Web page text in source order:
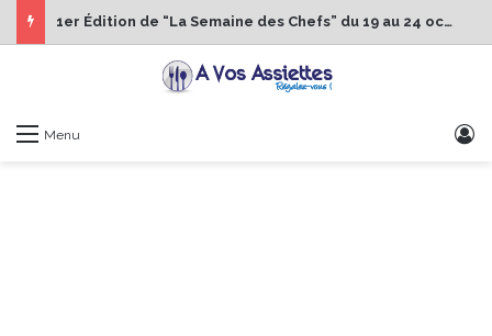
1er Édition de “La Semaine des Chefs” du 19 au 24 octobre 2026
Menu